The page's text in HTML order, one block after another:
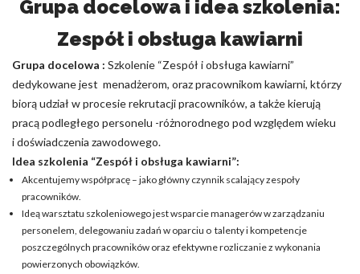
Grupa docelowa i idea szkolenia:
Zespół i obsługa kawiarni
Grupa docelowa : Szkolenie “Zespół i obsługa kawiarni”
dedykowane jest menadżerom, oraz pracownikom kawiarni, którzy
biorą udział w procesie rekrutacji pracowników, a także kierują
pracą podległego personelu -różnorodnego pod względem wieku
i doświadczenia zawodowego.
Idea szkolenia “Zespół i obsługa kawiarni”:
Akcentujemy współpracę – jako główny czynnik scalający zespoły
pracowników.
Ideą warsztatu szkoleniowego jest wsparcie managerów w zarządzaniu
personelem, delegowaniu zadań w oparciu o talenty i kompetencje
poszczególnych pracowników oraz efektywne rozliczanie z wykonania
powierzonych obowiązków.